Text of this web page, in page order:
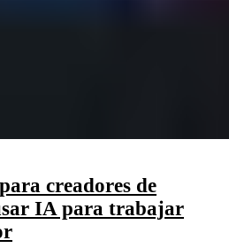
creadores de
IA para trabajar